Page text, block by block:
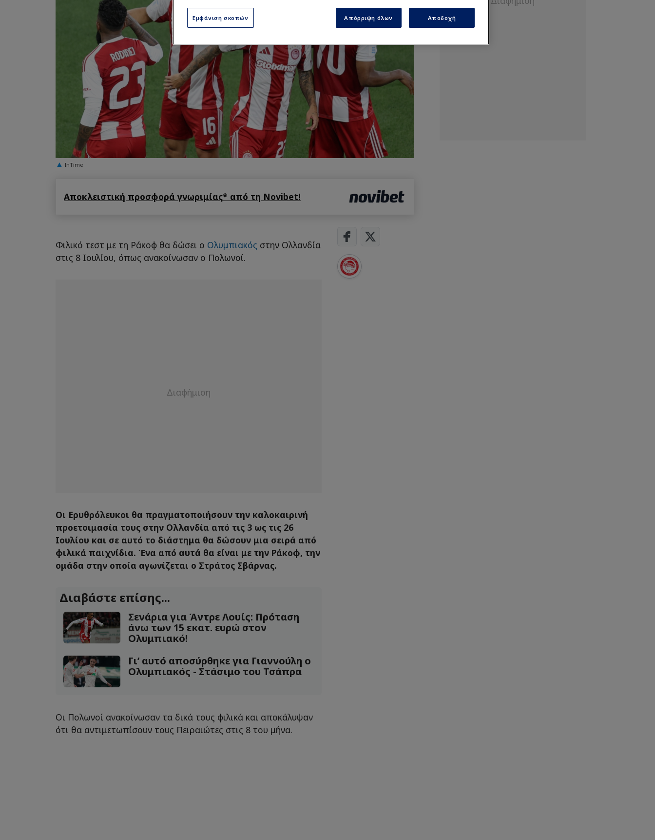
InTime
Αποκλειστική προσφορά γνωριμίας* από τη Novibet!
Φιλικό τεστ με τη Ράκοφ θα δώσει ο Ολυμπιακός στην Ολλανδία
στις 8 Ιουλίου, όπως ανακοίνωσαν ο Πολωνοί.
Οι Ερυθρόλευκοι θα πραγματοποιήσουν την καλοκαιρινή
προετοιμασία τους στην Ολλανδία από τις 3 ως τις 26
Ιουλίου και σε αυτό το διάστημα θα δώσουν μια σειρά από
φιλικά παιχνίδια. Ένα από αυτά θα είναι με την Ράκοφ, την
ομάδα στην οποία αγωνίζεται ο Στράτος Σβάρνας.
Διαβάστε επίσης...
Σενάρια για Άντρε Λουίς: Πρόταση
άνω των 15 εκατ. ευρώ στον
Ολυμπιακό!
Γι’ αυτό αποσύρθηκε για Γιαννούλη ο
Ολυμπιακός - Στάσιμο του Τσάπρα
Οι Πολωνοί ανακοίνωσαν τα δικά τους φιλικά και αποκάλυψαν
ότι θα αντιμετωπίσουν τους Πειραιώτες στις 8 του μήνα.
Εμφάνιση σκοπών Απόρριψη όλων Αποδοχή